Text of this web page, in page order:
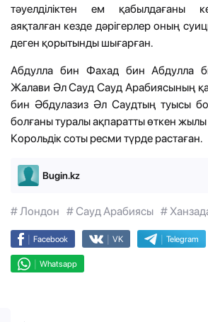
тәуелділіктен ем қабылдағаны
аяқталған кезде дәрігерлер оның
деген қорытынды шығарған.
Абдулла бин Фахад бин Абдулла
Жалави Әл Сауд Сауд Арабиясының
бин Әбдулазиз Әл Саудтың туысы
болғаны туралы ақпаратты өткен
Корольдік соты ресми түрде растаған.
Bugin.kz
# Лондон # Сауд Арабиясы #
| Facebook | VK | Telegram
| Whatsapp